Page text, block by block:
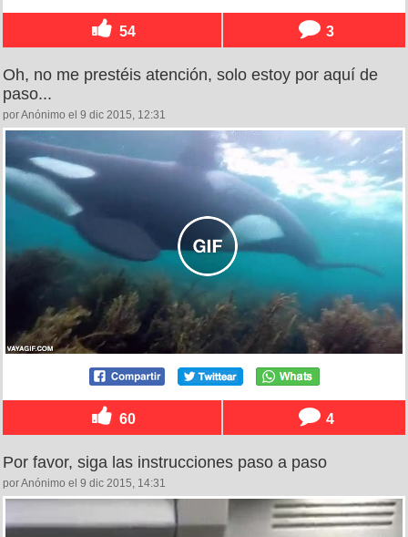
54 3
Oh, no me prestéis atención, solo estoy por aquí de
paso...
por Anónimo el 9 dic 2015, 12:31
60 4
Por favor, siga las instrucciones paso a paso
por Anónimo el 9 dic 2015, 14:31